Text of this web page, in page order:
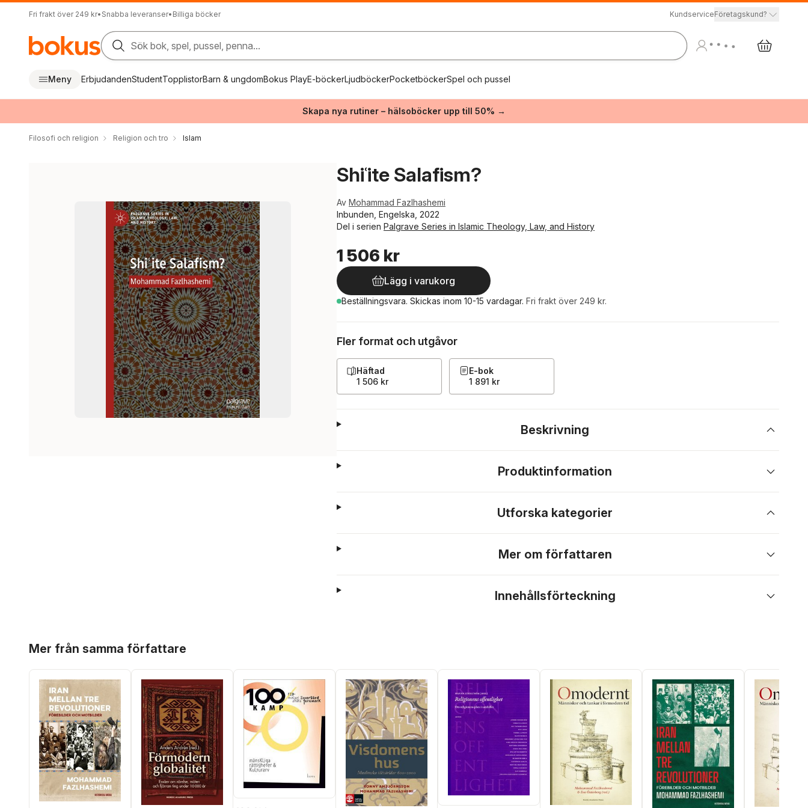
Fri frakt över 249 kr• Snabba leveranser• Billiga böcker KundserviceFöretagskund?
Sök bok, spel, pussel, penna...
Meny ErbjudandenStudentTopplistorBarn & ungdomBokus PlayE-böckerLjudböckerPocketböckerSpel och pussel
Skapa nya rutiner – hälsoböcker upp till 50% →
Filosofi och religion Religion och tro Islam
Shiʿite Salafism?
Av Mohammad Fazlhashemi
Inbunden, Engelska, 2022
Del i serien Palgrave Series in Islamic Theology, Law, and History
1 506 kr
Lägg i varukorg
Beställningsvara. Skickas inom 10-15 vardagar. Fri frakt över 249 kr.
Fler format och utgåvor
Häftad
1 506 kr
E-bok
1 891 kr
Beskrivning
Produktinformation
Utforska kategorier
Mer om författaren
Innehållsförteckning
Mer från samma författare